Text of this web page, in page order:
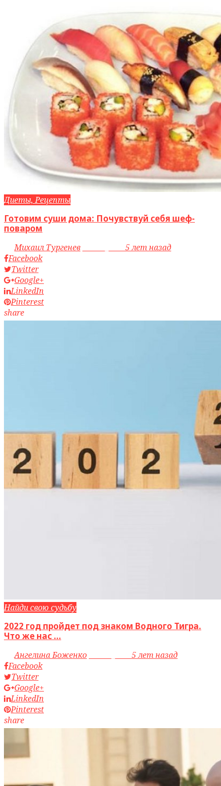
Диеты, Рецепты
Готовим суши дома: Почувствуй себя шеф-
поваром
byМихаил Тургенев
5 лет назад
Facebook
Twitter
Google+
LinkedIn
Pinterest
share
Найди свою судьбу
2022 год пройдет под знаком Водного Тигра.
Что же нас ...
byАнгелина Боженко
5 лет назад
Facebook
Twitter
Google+
LinkedIn
Pinterest
share